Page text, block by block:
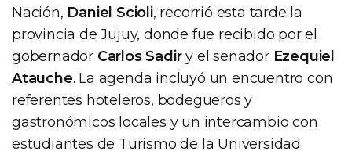
Nación, Daniel Scioli, recorrió esta tarde la
provincia de Jujuy, donde fue recibido por el
gobernador Carlos Sadiry el senador Ezequiel
Atauche. La agenda incluyó un encuentro con
referentes hoteleros, bodegueros y
gastronómicos locales y un intercambio con
estudiantes de Turismo de la Universidad